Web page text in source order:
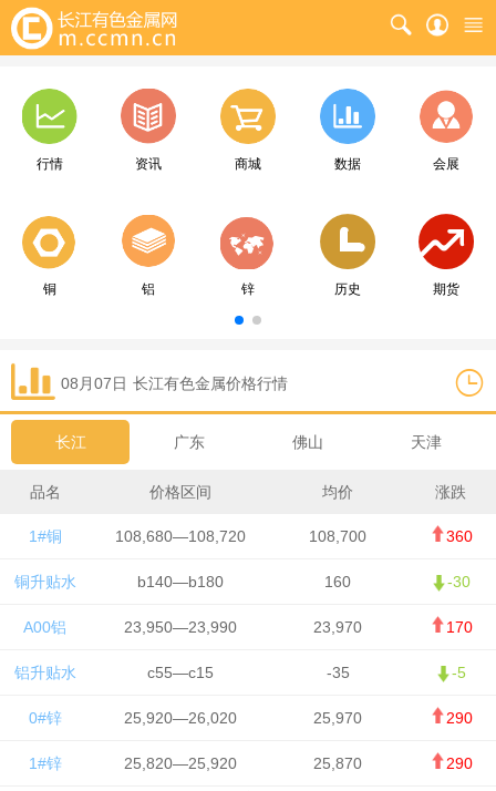
行情 资讯 商城 数据 会展
铜 铝 锌 历史 期货
08月07日 长江有色金属价格行情
长江 广东 佛山 天津
品名 价格区间 均价 涨跌
1#铜 108,680—108,720 108,700 360
铜升贴水 b140—b180 160 -30
A00铝 23,950—23,990 23,970 170
铝升贴水 c55—c15 -35 -5
0#锌 25,920—26,020 25,970 290
1#锌 25,820—25,920 25,870 290